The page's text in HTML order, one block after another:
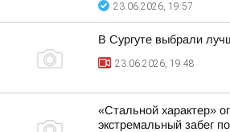
23.06.2026, 19:57
В Сургуте выбрали
23.06.2026, 19:48
«Стальной характер»
экстремальный забег